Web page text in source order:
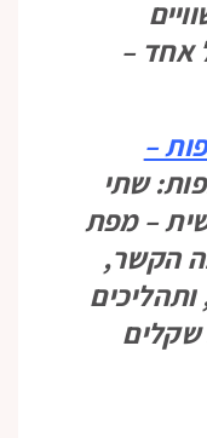
אחד –
–
3 מפות: שתי
– מפת
הקשר,